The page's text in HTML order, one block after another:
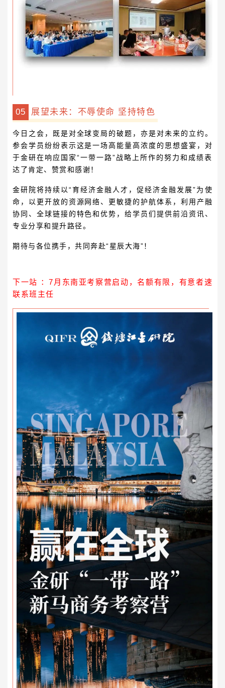
05 展望未来：不辱使命 坚持特色
今日之会，既是对全球变局的破题，亦是对未来的立约。
参会学员纷纷表示这是一场高能量高浓度的思想盛宴，对
于金研在响应国家“一带一路”战略上所作的努力和成绩表
达了肯定、赞赏和感谢！
金研院将持续以“育经济金融人才，促经济金融发展”为使
命，以 更开放的资源网络、更敏捷的护航体系，利用产融
协同、全球链接的特色和优势，给学员们提供前沿资讯、
专业分享和提升路径。
期待与各位携手，共同奔赴“星辰大海”！
下一站 ：7月东南亚考察营启动，名额有限，有意者速
联系班主任